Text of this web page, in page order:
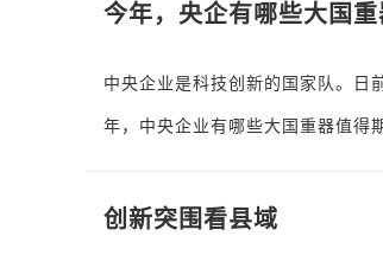
今年，央企有哪些大国
中央企业是科技创新的国家队。日
年，中央企业有哪些大国重器值得
创新突围看县域